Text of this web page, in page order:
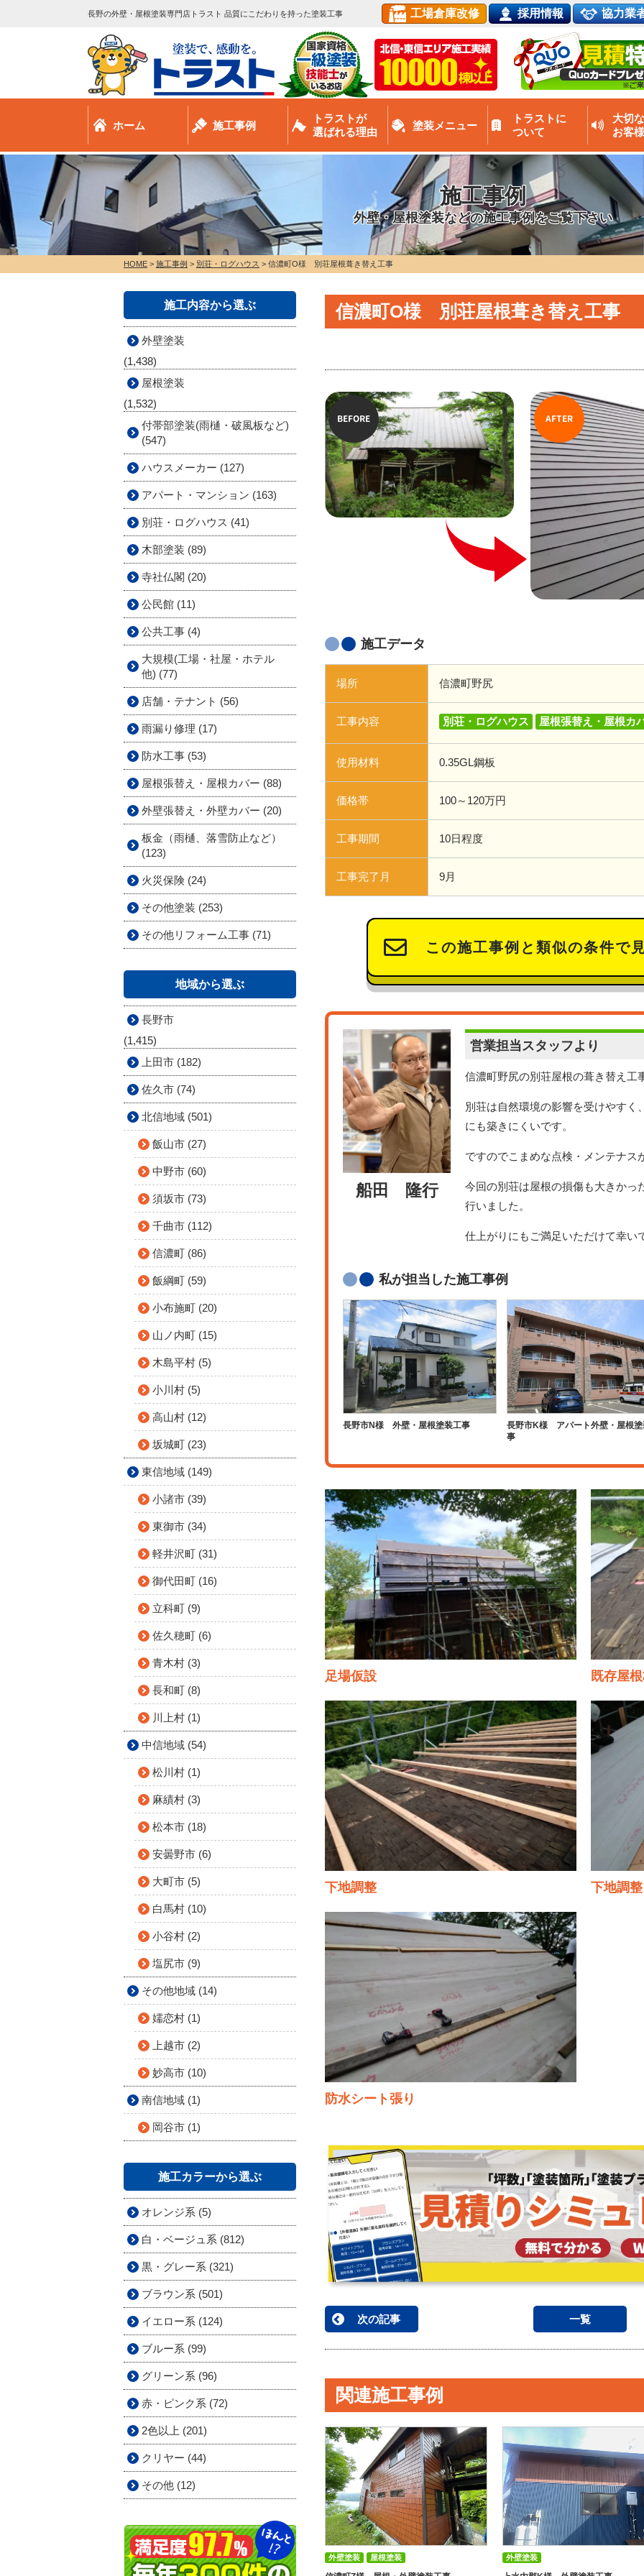
長野の外壁・屋根塗装専門店トラスト 品質にこだわりを持った塗装工事 工場倉庫改修 採用情報 協力業
ホーム 施工事例
トラストが
選ばれる理由
塗装メニュー
トラストに
ついて
大切な
お客
施工事例
外壁・屋根塗装などの施工事例をご覧下さい
HOME > 施工事例 > 別荘・ログハウス > 信濃町O様 別荘屋根葺き替え工事
信濃町O様 別荘屋根葺き替え工事
AFTER
BEFORE
施工データ
場所 信濃町野尻
工事内容 別荘・ログハウス 屋根張替え・屋根カ
使用材料 0.35GL鋼板
価格帯 100～120万円
工事期間 10日程度
工事完了月 9月
この施工事例と類似の条件で
船田 隆行
営業担当スタッフより
信濃町野尻の別荘屋根の葺き替え工
別荘は自然環境の影響を受けやすく
にも築きにくいです。
ですのでこまめな点検・メンテナス
今回の別荘は屋根の損傷も大きかっ
行いました。
仕上がりにもご満足いただけて幸い
私が担当した施工事例
長野市N様 外壁・屋根塗装工事
長野市K様 アパート外壁・屋根塗
事
足場仮設 既存屋
下地調整 下地調整
防水シート張り
次の記事 一覧
関連施工事例
外壁塗装
屋根塗装
付帯部塗装(雨樋・破風板など)
外壁塗装
施工内容から選ぶ
外壁塗装
(1,438)
屋根塗装
(1,532)
付帯部塗装(雨樋・破風板など)
(547)
ハウスメーカー (127)
アパート・マンション (163)
別荘・ログハウス (41)
木部塗装 (89)
寺社仏閣 (20)
公民館 (11)
公共工事 (4)
大規模(工場・社屋・ホテル
他) (77)
店舗・テナント (56)
雨漏り修理 (17)
防水工事 (53)
屋根張替え・屋根カバー (88)
外壁張替え・外壁カバー (20)
板金（雨樋、落雪防止など）
(123)
火災保険 (24)
その他塗装 (253)
その他リフォーム工事 (71)
地域から選ぶ
長野市
(1,415)
上田市 (182)
佐久市 (74)
北信地域 (501)
飯山市 (27)
中野市 (60)
須坂市 (73)
千曲市 (112)
信濃町 (86)
飯綱町 (59)
小布施町 (20)
山ノ内町 (15)
木島平村 (5)
小川村 (5)
高山村 (12)
坂城町 (23)
東信地域 (149)
小諸市 (39)
東御市 (34)
軽井沢町 (31)
御代田町 (16)
立科町 (9)
佐久穂町 (6)
青木村 (3)
長和町 (8)
川上村 (1)
中信地域 (54)
松川村 (1)
麻績村 (3)
松本市 (18)
安曇野市 (6)
大町市 (5)
白馬村 (10)
小谷村 (2)
塩尻市 (9)
その他地域 (14)
嬬恋村 (1)
上越市 (2)
妙高市 (10)
南信地域 (1)
岡谷市 (1)
施工カラーから選ぶ
オレンジ系 (5)
白・ベージュ系 (812)
黒・グレー系 (321)
ブラウン系 (501)
イエロー系 (124)
ブルー系 (99)
グリーン系 (96)
赤・ピンク系 (72)
2色以上 (201)
クリヤー (44)
その他 (12)